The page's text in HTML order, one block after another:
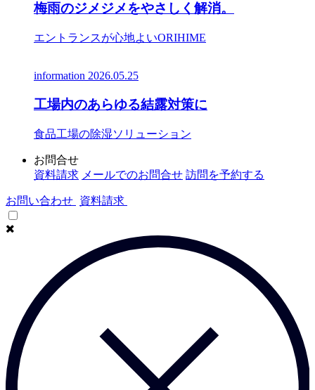
梅雨のジメジメをやさしく解消。
エントランスが心地よいORIHIME
information 2026.05.25
工場内のあらゆる結露対策に
食品工場の除湿ソリューション
お問合せ
資料請求 メールでのお問合せ 訪問を予約する
お問い合わせ 資料請求